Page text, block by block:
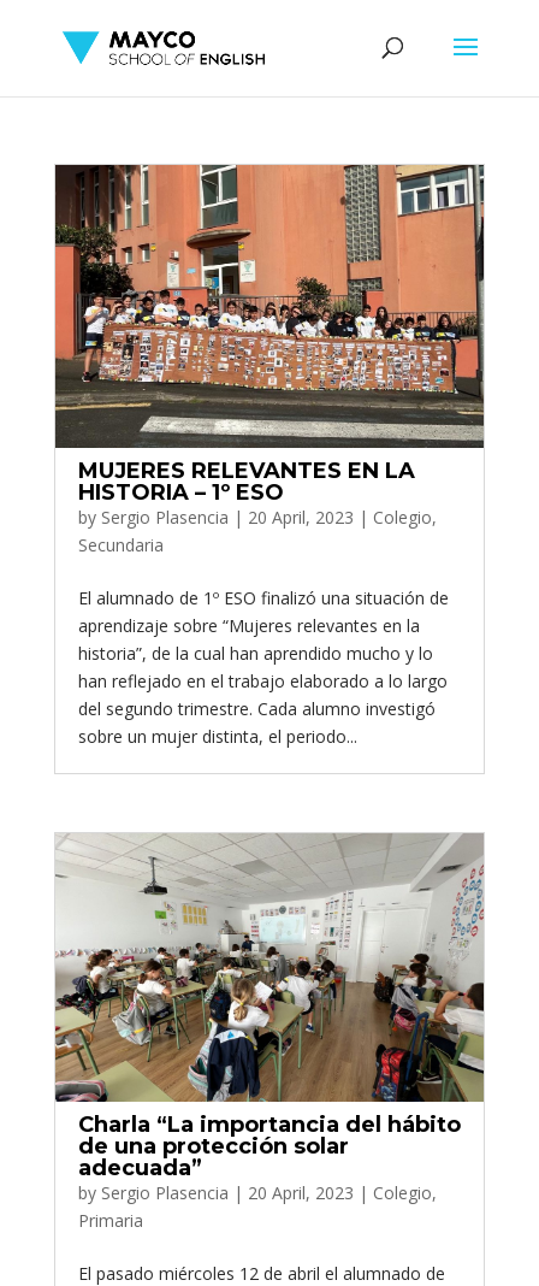
MUJERES RELEVANTES EN LA
HISTORIA – 1º ESO
by Sergio Plasencia | 20 April, 2023 | Colegio,
Secundaria
El alumnado de 1º ESO finalizó una situación de
aprendizaje sobre “Mujeres relevantes en la
historia”, de la cual han aprendido mucho y lo
han reflejado en el trabajo elaborado a lo largo
del segundo trimestre. Cada alumno investigó
sobre un mujer distinta, el periodo...
Charla “La importancia del hábito
de una protección solar
adecuada”
by Sergio Plasencia | 20 April, 2023 | Colegio,
Primaria
El pasado miércoles 12 de abril el alumnado de